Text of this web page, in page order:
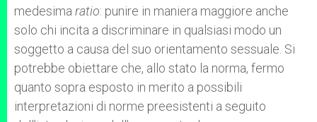
medesima ratio: punire in maniera maggiore anche
solo chi incita a discriminare in qualsiasi modo un
soggetto a causa del suo orientamento sessuale. Si
potrebbe obiettare che, allo stato la norma, fermo
quanto sopra esposto in merito a possibili
interpretazioni di norme preesistenti a seguito